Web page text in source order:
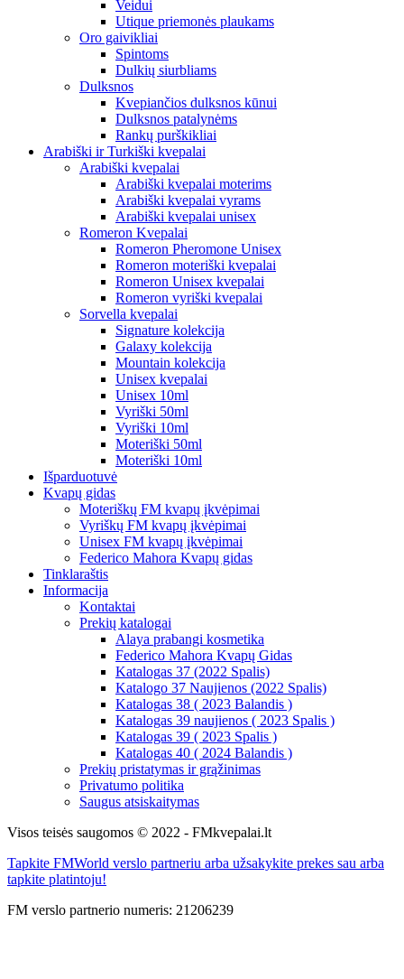
Veidui
Utique priemonės plaukams
Oro gaivikliai
Spintoms
Dulkių siurbliams
Dulksnos
Kvepiančios dulksnos kūnui
Dulksnos patalynėms
Rankų purškikliai
Arabiški ir Turkiški kvepalai
Arabiški kvepalai
Arabiški kvepalai moterims
Arabiški kvepalai vyrams
Arabiški kvepalai unisex
Romeron Kvepalai
Romeron Pheromone Unisex
Romeron moteriški kvepalai
Romeron Unisex kvepalai
Romeron vyriški kvepalai
Sorvella kvepalai
Signature kolekcija
Galaxy kolekcija
Mountain kolekcija
Unisex kvepalai
Unisex 10ml
Vyriški 50ml
Vyriški 10ml
Moteriški 50ml
Moteriški 10ml
Išparduotuvė
Kvapų gidas
Moteriškų FM kvapų įkvėpimai
Vyriškų FM kvapų įkvėpimai
Unisex FM kvapų įkvėpimai
Federico Mahora Kvapų gidas
Tinklaraštis
Informacija
Kontaktai
Prekių katalogai
Alaya prabangi kosmetika
Federico Mahora Kvapų Gidas
Katalogas 37 (2022 Spalis)
Katalogo 37 Naujienos (2022 Spalis)
Katalogas 38 ( 2023 Balandis )
Katalogas 39 naujienos ( 2023 Spalis )
Katalogas 39 ( 2023 Spalis )
Katalogas 40 ( 2024 Balandis )
Prekių pristatymas ir grąžinimas
Privatumo politika
Saugus atsiskaitymas
Visos teisės saugomos © 2022 - FMkvepalai.lt
Tapkite FMWorld verslo partneriu arba užsakykite prekes sau arba
tapkite platintoju!
FM verslo partnerio numeris: 21206239